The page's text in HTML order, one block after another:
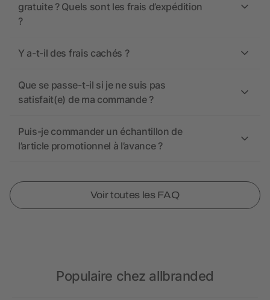
gratuite ? Quels sont les frais d’expédition
?
Y a-t-il des frais cachés ?
Que se passe-t-il si je ne suis pas
satisfait(e) de ma commande ?
Puis-je commander un échantillon de
l’article promotionnel à l’avance ?
Voir toutes les FAQ
Populaire chez allbranded